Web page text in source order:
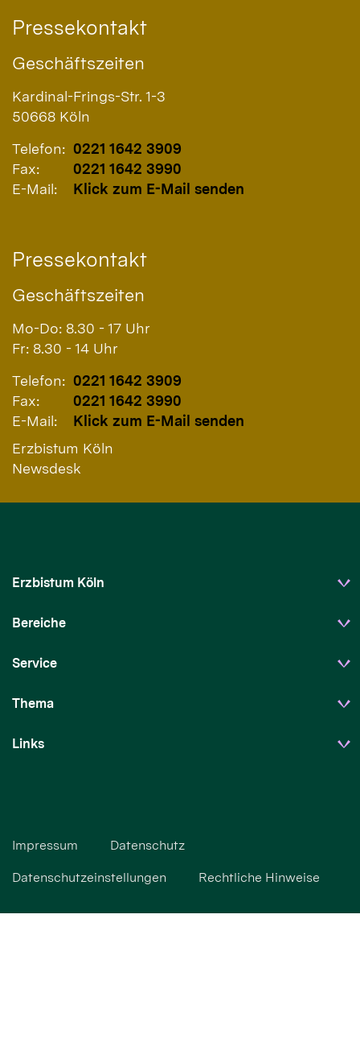
Pressekontakt
Geschäftszeiten
Kardinal-Frings-Str. 1-3
50668 Köln
Telefon: 0221 1642 3909
Fax:
0221 1642 3990
E-Mail:
Klick zum E-Mail senden
Pressekontakt
Geschäftszeiten
Mo-Do: 8.30 - 17 Uhr
Fr: 8.30 - 14 Uhr
Telefon: 0221 1642 3909
Fax:
0221 1642 3990
E-Mail:
Klick zum E-Mail senden
Erzbistum Köln
Newsdesk
Erzbistum Köln
Bereiche
Service
Thema
Links
Impressum Datenschutz
Datenschutzeinstellungen Rechtliche Hinweise